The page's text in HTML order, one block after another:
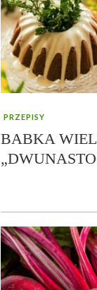
PRZEPISY
BABKA